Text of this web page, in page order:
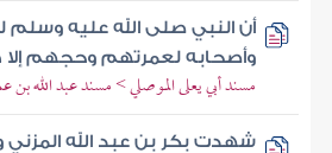
أن النبي صلى الله عليه
وأصحابه لعمرتهم وحجهم إلا
مسند أبي يعلى الموصلي > مسند عبد الله بن
شهدت بكر بن عبد الله